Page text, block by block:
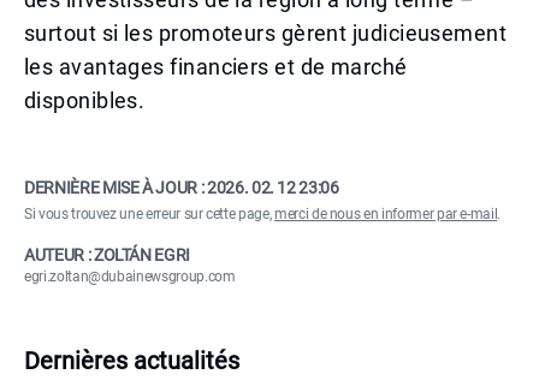
surtout si les promoteurs gèrent judicieusement
les avantages financiers et de marché
disponibles.
DERNIÈRE MISE À JOUR :2026. 02. 12 23:06
Si vous trouvez une erreur sur cette page,merci de nous en informer par e-mail .
AUTEUR : ZOLTÁN EGRI
egri.zoltan@dubainewsgroup.com
Dernières actualités